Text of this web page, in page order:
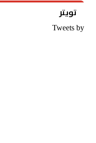
تويتر
Tweets by